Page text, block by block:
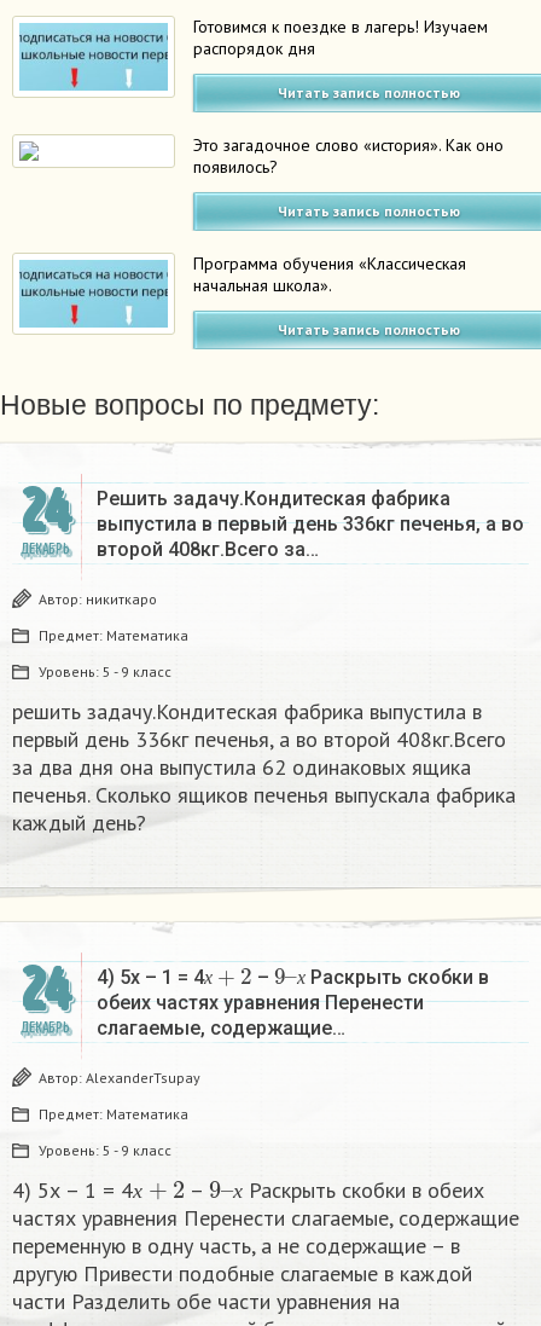
Готовимся к поездке в лагерь! Изучаем
распорядок дня
Читать запись полностью
Это загадочное слово «история». Как оно
появилось?
Читать запись полностью
Программа обучения «Классическая
начальная школа».
Читать запись полностью
Новые вопросы по предмету:
24
ДЕКАБРЬ
Решить задачу.Кондитеская фабрика
выпустила в первый день 336кг печенья, а во
второй 408кг.Всего за…
Автор: никиткаро
Предмет: Математика
Уровень: 5 - 9 класс
решить задачу.Кондитеская фабрика выпустила в
первый день 336кг печенья, а во второй 408кг.Всего
за два дня она выпустила 62 одинаковых ящика
печенья. Сколько ящиков печенья выпускала фабрика
каждый день?
24
ДЕКАБРЬ
4) 5х – 1 = 4х
х+2
– х
9–
х
Раскрыть скобки в
обеих частях уравнения Перенести
слагаемые, содержащие…
Автор: AlexanderTsupay
Предмет: Математика
Уровень: 5 - 9 класс
4) 5х – 1 = 4х – х
9х
Раскрыть скобки в обеих
частях уравнения Перенести слагаемые, содержащие
переменную в одну часть, а не содержащие – в
другую Привести подобные слагаемые в каждой
части Разделить обе части уравнения на